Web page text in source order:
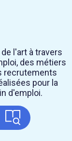
l'art à travers
des métiers
recrutements
pour la
d'emploi.